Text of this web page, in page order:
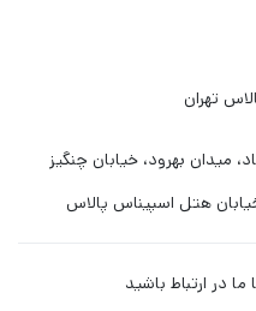
تهران
میدان بهرود، خیابان چنگیز
هتل اسپیناس پالاس
در ارتباط باشید